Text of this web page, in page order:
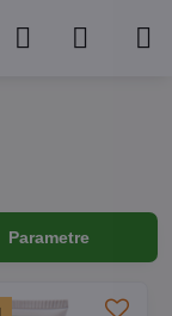
Parametre